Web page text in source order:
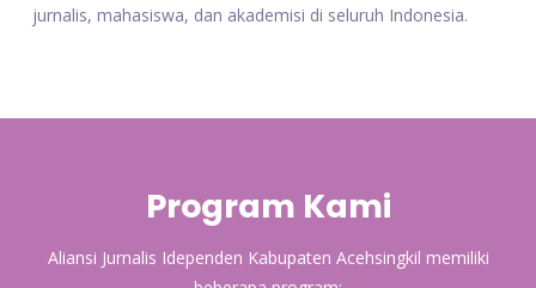
jurnalis, mahasiswa, dan akademisi di seluruh Indonesia.
Program Kami
Aliansi Jurnalis Idependen Kabupaten Acehsingkil memiliki